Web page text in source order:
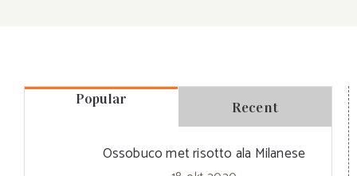
Popular Recent
Ossobuco met risotto ala Milanese